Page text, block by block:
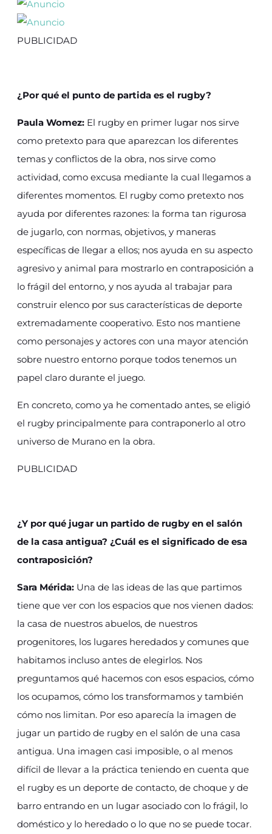
PUBLICIDAD
¿Por qué el punto de partida es el rugby?
Paula Womez: El rugby en primer lugar nos sirve
como pretexto para que aparezcan los diferentes
temas y conflictos de la obra, nos sirve como
actividad, como excusa mediante la cual llegamos a
diferentes momentos. El rugby como pretexto nos
ayuda por diferentes razones: la forma tan rigurosa
de jugarlo, con normas, objetivos, y maneras
específicas de llegar a ellos; nos ayuda en su aspecto
agresivo y animal para mostrarlo en contraposición a
lo frágil del entorno, y nos ayuda al trabajar para
construir elenco por sus características de deporte
extremadamente cooperativo. Esto nos mantiene
como personajes y actores con una mayor atención
sobre nuestro entorno porque todos tenemos un
papel claro durante el juego.
En concreto, como ya he comentado antes, se eligió
el rugby principalmente para contraponerlo al otro
universo de Murano en la obra.
PUBLICIDAD
¿Y por qué jugar un partido de rugby en el salón
de la casa antigua? ¿Cuál es el significado de esa
contraposición?
Sara Mérida: Una de las ideas de las que partimos
tiene que ver con los espacios que nos vienen dados:
la casa de nuestros abuelos, de nuestros
progenitores, los lugares heredados y comunes que
habitamos incluso antes de elegirlos. Nos
preguntamos qué hacemos con esos espacios, cómo
los ocupamos, cómo los transformamos y también
cómo nos limitan. Por eso aparecía la imagen de
jugar un partido de rugby en el salón de una casa
antigua. Una imagen casi imposible, o al menos
difícil de llevar a la práctica teniendo en cuenta que
el rugby es un deporte de contacto, de choque y de
barro entrando en un lugar asociado con lo frágil, lo
doméstico y lo heredado o lo que no se puede tocar.